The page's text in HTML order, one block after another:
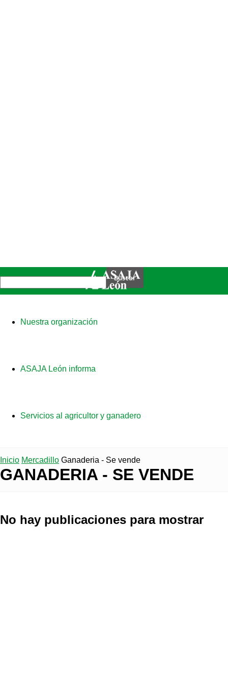
Nuestra organización
ASAJA León informa
Servicios al agricultor y ganadero
Inicio Mercadillo Ganaderia - Se vende
GANADERIA - SE VENDE
No hay publicaciones para mostrar